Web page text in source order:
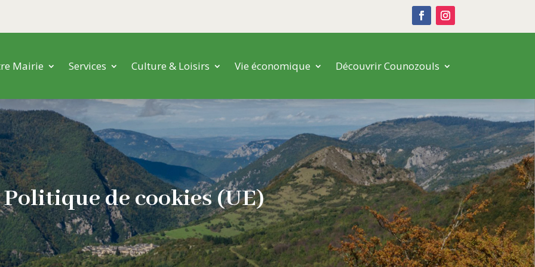
Mairie Services Culture & Loisirs Vie économique Découvrir Counozouls
Politique de cookies (UE)